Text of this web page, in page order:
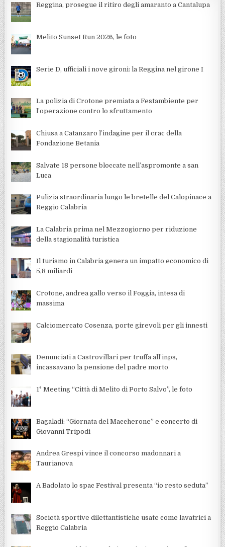
Reggina, prosegue il ritiro degli amaranto a Cantalupa
Melito Sunset Run 2026, le foto
Serie D, ufficiali i nove gironi: la Reggina nel girone I
La polizia di Crotone premiata a Festambiente per
l’operazione contro lo sfruttamento
Chiusa a Catanzaro l’indagine per il crac della
Fondazione Betania
Salvate 18 persone bloccate nell’aspromonte a san
Luca
Pulizia straordinaria lungo le bretelle del Calopinace a
Reggio Calabria
La Calabria prima nel Mezzogiorno per riduzione
della stagionalità turistica
Il turismo in Calabria genera un impatto economico di
5,8 miliardi
Crotone, andrea gallo verso il Foggia, intesa di
massima
Calciomercato Cosenza, porte girevoli per gli innesti
Denunciati a Castrovillari per truffa all’inps,
incassavano la pensione del padre morto
1° Meeting “Città di Melito di Porto Salvo”, le foto
Bagaladi: “Giornata del Maccherone” e concerto di
Giovanni Tripodi
Andrea Grespi vince il concorso madonnari a
Taurianova
A Badolato lo spac Festival presenta “io resto seduta”
Società sportive dilettantistiche usate come lavatrici a
Reggio Calabria